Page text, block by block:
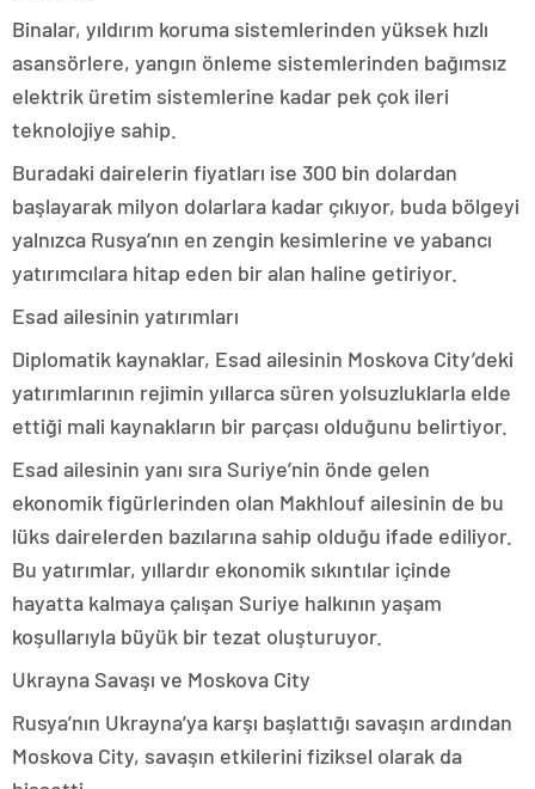
Binalar, yıldırım koruma sistemlerinden yüksek hızlı
asansörlere, yangın önleme sistemlerinden bağımsız
elektrik üretim sistemlerine kadar pek çok ileri
teknolojiye sahip.
Buradaki dairelerin fiyatları ise 300 bin dolardan
başlayarak milyon dolarlara kadar çıkıyor, buda bölgeyi
yalnızca Rusya’nın en zengin kesimlerine ve yabancı
yatırımcılara hitap eden bir alan haline getiriyor.
Esad ailesinin yatırımları
Diplomatik kaynaklar, Esad ailesinin Moskova City’deki
yatırımlarının rejimin yıllarca süren yolsuzluklarla elde
ettiği mali kaynakların bir parçası olduğunu belirtiyor.
Esad ailesinin yanı sıra Suriye’nin önde gelen
ekonomik figürlerinden olan Makhlouf ailesinin de bu
lüks dairelerden bazılarına sahip olduğu ifade ediliyor.
Bu yatırımlar, yıllardır ekonomik sıkıntılar içinde
hayatta kalmaya çalışan Suriye halkının yaşam
koşullarıyla büyük bir tezat oluşturuyor.
Ukrayna Savaşı ve Moskova City
Rusya’nın Ukrayna’ya karşı başlattığı savaşın ardından
Moskova City, savaşın etkilerini fiziksel olarak da